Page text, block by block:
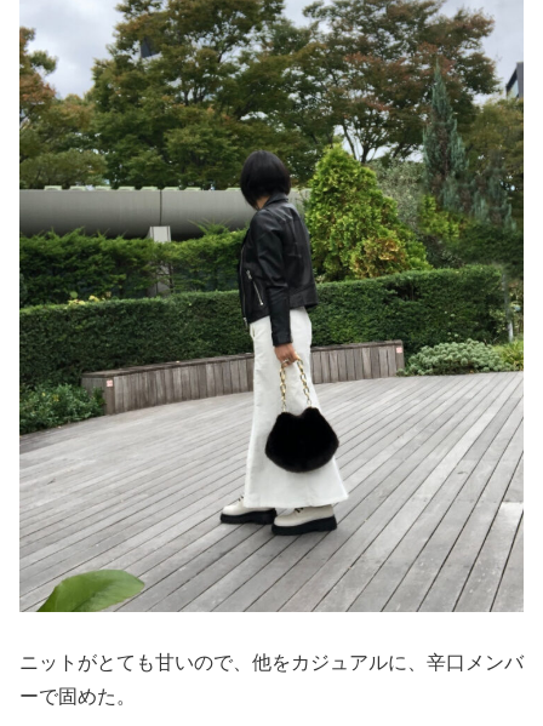
ニットがとても甘いので、他をカジュアルに、辛口メンバ
ーで固めた。